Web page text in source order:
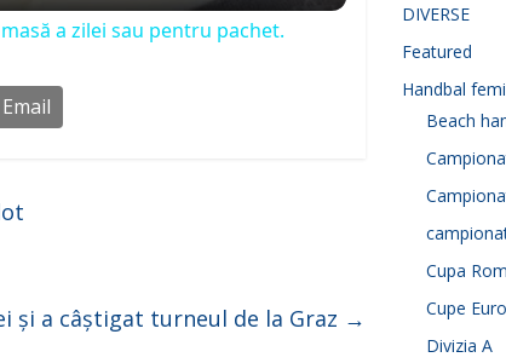
a zilei sau pentru pachet.
Email
și a câștigat turneul de la Graz →
DIVERSE
Featured
Handbal
Beach
Cupa
Cupe
Divizia A